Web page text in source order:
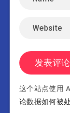
这个站点使用
论数据如何被